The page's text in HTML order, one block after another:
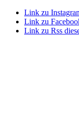
Link zu
Link zu
Link zu Rss